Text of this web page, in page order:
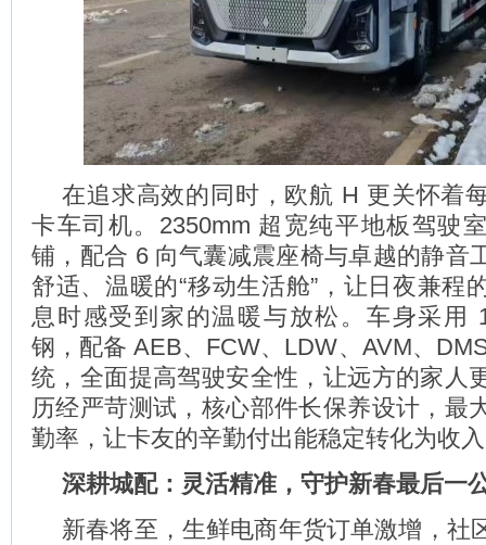
在追求高效的同时，欧航 H 更关怀着
卡车司机。2350mm 超宽纯平地板驾驶
铺，配合 6 向气囊减震座椅与卓越的静音
舒适、温暖的“移动生活舱”，让日夜兼程
息时感受到家的温暖与放松。车身采用
钢，配备 AEB、FCW、LDW、AVM、
统，全面提高驾驶安全性，让远方的家人
历经严苛测试，核心部件长保养设计，最
勤率，让卡友的辛勤付出能稳定转化为收
深耕城配：灵活精准，守护新春最后一
新春将至，生鲜电商年货订单激增，社